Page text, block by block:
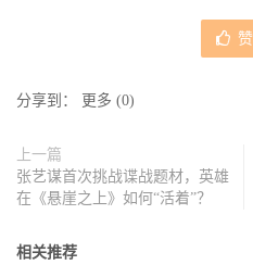
分享到： 更多 (0)
上一篇
张艺谋首次挑战谍战题材，英雄
在《悬崖之上》如何“活着”？
相关推荐